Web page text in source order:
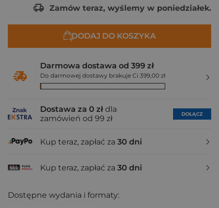
Zamów teraz, wyślemy w poniedziałek.
DODAJ DO KOSZYKA
Darmowa dostawa od 399 zł
Do darmowej dostawy brakuje Ci 399,00 zł
Dostawa za 0 zł dla
zamówień od 99 zł
DOŁĄCZ
Kup teraz, zapłać za 30 dni
Kup teraz, zapłać za 30 dni
Dostępne wydania i formaty: